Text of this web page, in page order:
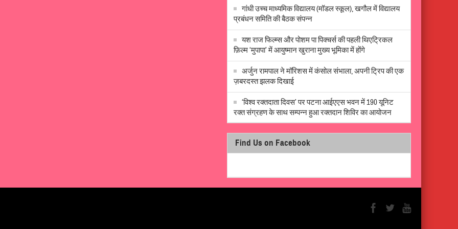
गांधी उच्च माध्यमिक विद्यालय (मॉडल स्कूल), खगौल में विद्यालय
प्रबंधन समिति की बैठक संपन्न
यश राज फिल्म्स और पोशम पा पिक्चर्स की पहली थिएट्रिकल
फ़िल्म ‘मुपापा’ में आयुष्मान खुराना मुख्य भूमिका में होंगे
अर्जुन रामपाल ने मॉरिशस में कंसोल संभाला, अपनी ट्रिप की एक
ज़बरदस्त झलक दिखाई
‘विश्व रक्तदाता दिवस’ पर पटना आईएएस भवन में 190 यूनिट
रक्त संग्रहण के साथ सम्पन्न हुआ रक्तदान शिविर का आयोजन
Find Us on Facebook